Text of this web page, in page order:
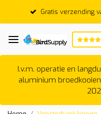
Gratis verzending
I.v.m. operatie en
aluminium